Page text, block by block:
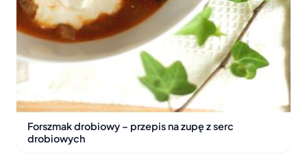
Forszmak drobiowy – przepis na zupę z serc
drobiowych